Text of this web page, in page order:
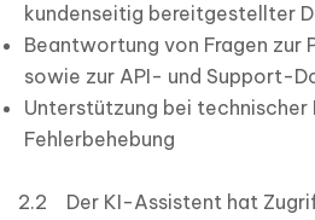
kundenseitig bereitgestellter
Beantwortung von Fragen zur
sowie zur API- und Support-
Unterstützung bei technischer
Fehlerbehebung
2.2 Der KI-Assistent hat